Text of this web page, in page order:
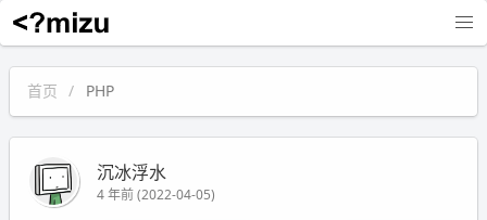
沉冰浮水
首页 PHP
沉冰浮水
4 年前 (2022-04-05)